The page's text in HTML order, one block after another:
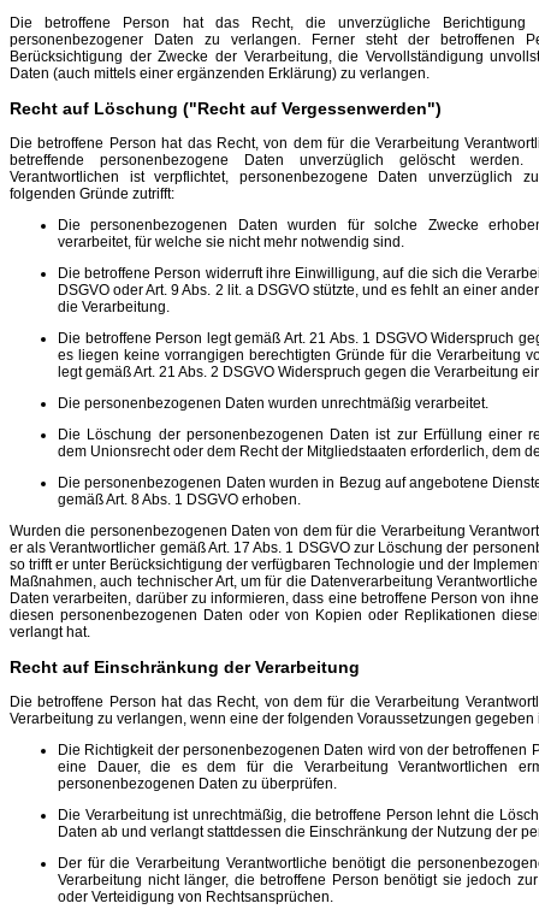
Die betroffene Person hat das Recht, die unverzügliche Berichtigung
personenbezogener Daten zu verlangen. Ferner steht der betroffenen
Berücksichtigung der Zwecke der Verarbeitung, die Vervollständigung
Daten (auch mittels einer ergänzenden Erklärung) zu verlangen.
Recht auf Löschung ("Recht auf Vergessenwerden")
Die betroffene Person hat das Recht, von dem für die Verarbeitung
betreffende personenbezogene Daten unverzüglich gelöscht
Verantwortlichen ist verpflichtet, personenbezogene Daten unverzüglich
folgenden Gründe zutrifft:
Die personenbezogenen Daten wurden für solche Zwecke
verarbeitet, für welche sie nicht mehr notwendig sind.
Die betroffene Person widerruft ihre Einwilligung, auf die sich die
DSGVO oder Art. 9 Abs. 2 lit. a DSGVO stützte, und es fehlt an einer
die Verarbeitung.
Die betroffene Person legt gemäß Art. 21 Abs. 1 DSGVO Widerspruch
es liegen keine vorrangigen berechtigten Gründe für die Verarbeitung
legt gemäß Art. 21 Abs. 2 DSGVO Widerspruch gegen die Verarbeitung
Die personenbezogenen Daten wurden unrechtmäßig verarbeitet.
Die Löschung der personenbezogenen Daten ist zur Erfüllung einer
dem Unionsrecht oder dem Recht der Mitgliedstaaten erforderlich, dem
Die personenbezogenen Daten wurden in Bezug auf angebotene
gemäß Art. 8 Abs. 1 DSGVO erhoben.
Wurden die personenbezogenen Daten von dem für die Verarbeitung
er als Verantwortlicher gemäß Art. 17 Abs. 1 DSGVO zur Löschung der
so trifft er unter Berücksichtigung der verfügbaren Technologie und der
Maßnahmen, auch technischer Art, um für die Datenverarbeitung
Daten verarbeiten, darüber zu informieren, dass eine betroffene Person von
diesen personenbezogenen Daten oder von Kopien oder Replikationen
verlangt hat.
Recht auf Einschränkung der Verarbeitung
Die betroffene Person hat das Recht, von dem für die Verarbeitung
Verarbeitung zu verlangen, wenn eine der folgenden Voraussetzungen gegeben
Die Richtigkeit der personenbezogenen Daten wird von der betroffenen
eine Dauer, die es dem für die Verarbeitung Verantwortlichen
personenbezogenen Daten zu überprüfen.
Die Verarbeitung ist unrechtmäßig, die betroffene Person lehnt die
Daten ab und verlangt stattdessen die Einschränkung der Nutzung der
Der für die Verarbeitung Verantwortliche benötigt die
Verarbeitung nicht länger, die betroffene Person benötigt sie jedoch
oder Verteidigung von Rechtsansprüchen.